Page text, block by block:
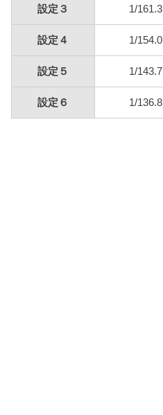
設定３ 1/161.3
設定４ 1/154.0
設定５ 1/143.7
設定６ 1/136.8